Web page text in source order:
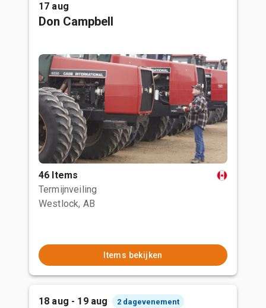
17 aug
Don Campbell
46 Items
Termijnveiling
Westlock, AB
Items bekijken
18 aug - 19 aug 2 dagevenement